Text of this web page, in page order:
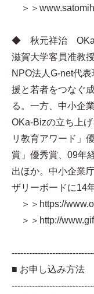
＞＞
◆ 秋元祥治 OKa-
滋賀大学客員准教授
NPO法人G-net代
援と若者をつなぐ
る。一方、中小企
OKa-Bizの立ち上
リ教育アワード」
賞」優秀賞、09年
出ほか。中小企業
ザリーボードに14
＞＞https://
＞＞http://
■ お申し込み方法